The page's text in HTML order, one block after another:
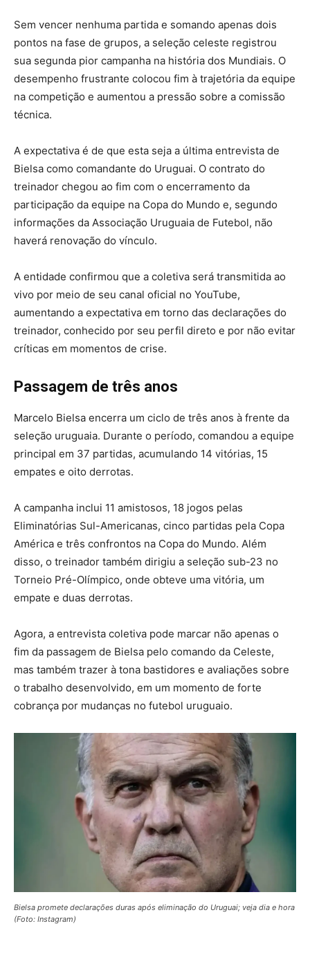
Sem vencer nenhuma partida e somando apenas dois
pontos na fase de grupos, a seleção celeste registrou
sua segunda pior campanha na história dos Mundiais. O
desempenho frustrante colocou fim à trajetória da equipe
na competição e aumentou a pressão sobre a comissão
técnica.
A expectativa é de que esta seja a última entrevista de
Bielsa como comandante do Uruguai. O contrato do
treinador chegou ao fim com o encerramento da
participação da equipe na Copa do Mundo e, segundo
informações da Associação Uruguaia de Futebol, não
haverá renovação do vínculo.
A entidade confirmou que a coletiva será transmitida ao
vivo por meio de seu canal oficial no YouTube,
aumentando a expectativa em torno das declarações do
treinador, conhecido por seu perfil direto e por não evitar
críticas em momentos de crise.
Passagem de três anos
Marcelo Bielsa encerra um ciclo de três anos à frente da
seleção uruguaia. Durante o período, comandou a equipe
principal em 37 partidas, acumulando 14 vitórias, 15
empates e oito derrotas.
A campanha inclui 11 amistosos, 18 jogos pelas
Eliminatórias Sul-Americanas, cinco partidas pela Copa
América e três confrontos na Copa do Mundo. Além
disso, o treinador também dirigiu a seleção sub-23 no
Torneio Pré-Olímpico, onde obteve uma vitória, um
empate e duas derrotas.
Agora, a entrevista coletiva pode marcar não apenas o
fim da passagem de Bielsa pelo comando da Celeste,
mas também trazer à tona bastidores e avaliações sobre
o trabalho desenvolvido, em um momento de forte
cobrança por mudanças no futebol uruguaio.
Bielsa promete declarações duras após eliminação do Uruguai; veja dia e hora
(Foto: Instagram)